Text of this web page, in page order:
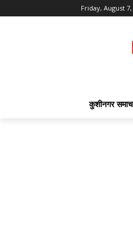
Friday, August 7,
कुशीनगर